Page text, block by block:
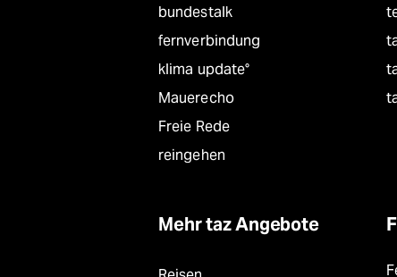
bundestalk
fernverbindung
klima update°
Mauerecho
Freie Rede
reingehen
Mehr taz Angebote